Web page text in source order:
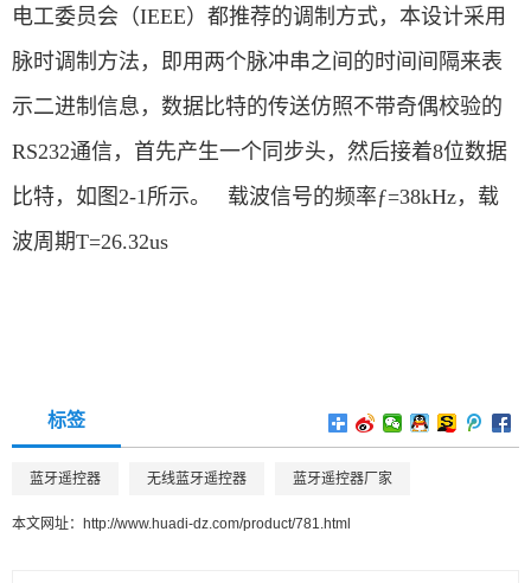
电工委员会（IEEE）都推荐的调制方式，本设计采用
脉时调制方法，即用两个脉冲串之间的时间间隔来表
示二进制信息，数据比特的传送仿照不带奇偶校验的
RS232通信，首先产生一个同步头，然后接着8位数据
比特，如图2-1所示。 载波信号的频率ƒ=38kHz，载
波周期T=26.32us
标签
蓝牙遥控器 无线蓝牙遥控器 蓝牙遥控器厂家
本文网址： http://www.huadi-dz.com/product/781.html